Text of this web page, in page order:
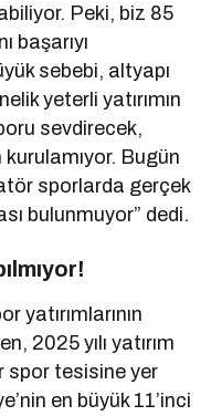
Peki, biz 85
başarıyı
sebebi, altyapı
yeterli yatırımın
sevdirecek,
Bugün
sporlarda gerçek
bulunmuyor” dedi.
yatırımlarının
2025 yılı yatırım
spor tesisine yer
en büyük 11’inci